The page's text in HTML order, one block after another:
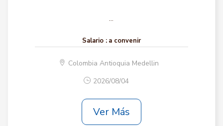
...
Salario : a convenir
Colombia Antioquia Medellin
2026/08/04
Ver Más